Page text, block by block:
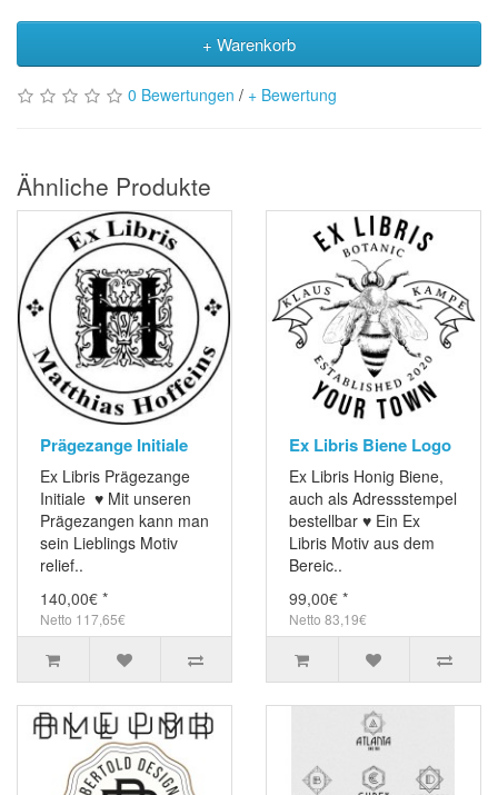
+ Warenkorb
0 Bewertungen / + Bewertung
Ähnliche Produkte
Prägezange Initiale
Ex Libris Prägezange
Initiale ♥ Mit unseren
Prägezangen kann man
sein Lieblings Motiv
relief..
140,00€ *
Netto 117,65€
Ex Libris Biene Logo
Ex Libris Honig Biene,
auch als Adressstempel
bestellbar ♥ Ein Ex
Libris Motiv aus dem
Bereic..
99,00€ *
Netto 83,19€